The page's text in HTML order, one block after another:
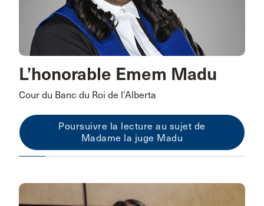
L’honorable Emem Madu
Cour du Banc du Roi de l’Alberta
Poursuivre la lecture au sujet de
Madame la juge Madu